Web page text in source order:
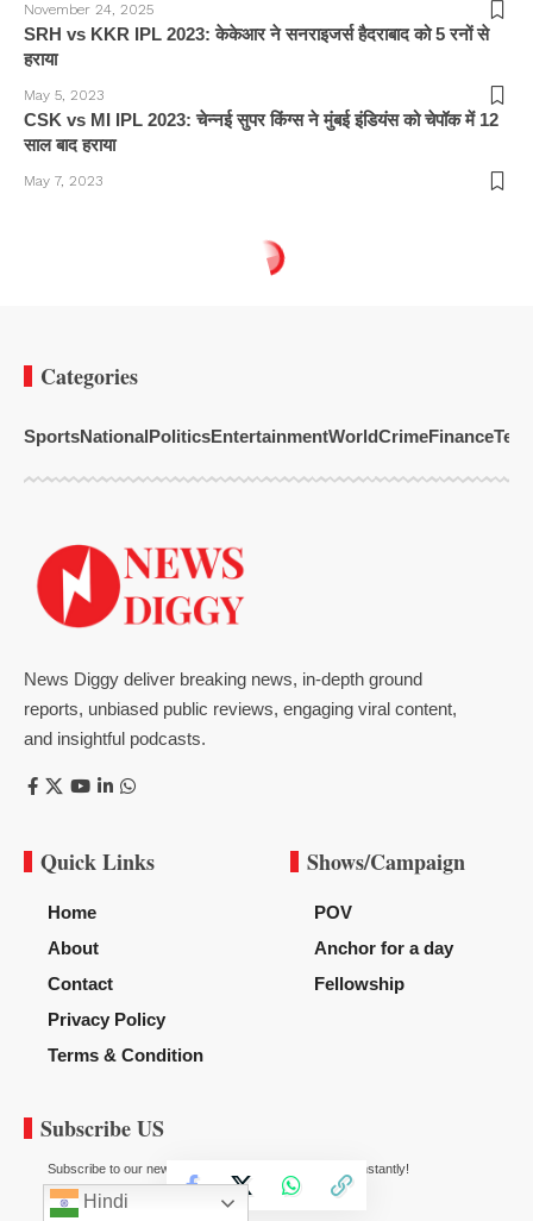
November 24, 2025
SRH vs KKR IPL 2023: केकेआर ने सनराइजर्स हैदराबाद को 5 रनों से
हराया
May 5, 2023
CSK vs MI IPL 2023: चेन्नई सुपर किंग्स ने मुंबई इंडियंस को चेपॉक में 12
साल बाद हराया
May 7, 2023
Categories
SportsNationalPoliticsEntertainmentWorldCrimeFinance
News Diggy deliver breaking news, in-depth ground
reports, unbiased public reviews, engaging viral content,
and insightful podcasts.
Quick Links
Home
About
Contact
Privacy Policy
Terms & Condition
Shows/Campaign
POV
Anchor for a day
Fellowship
Subscribe US
Subscribe to our newsletter to get our newest articles instantly!
Hindi